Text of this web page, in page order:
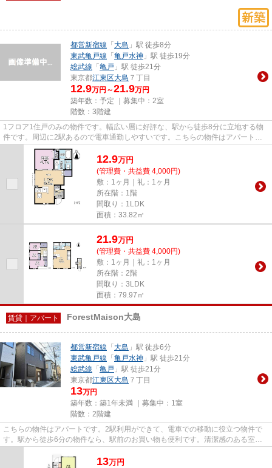
都営新宿線 「 大島 」駅 徒歩8分
東武亀戸線 「 亀戸水神 」駅 徒歩19分
総武線 「 亀戸 」駅 徒歩21分
東京都江東区大島 ７丁目
12.9万円～21.9万円
築年数：予定 ｜募集中： 2室
階数：3階建
1フロア1住戸のみの物件です。幅広い層に好評な、駅から徒歩8分に立地する物
件です。周辺に2駅あるので電車通勤しやすいです。こちらの物件はアパートで
す。トラスト・レジデンス 瑞...
12.9万円
(管理費・共益費 4,000円)
敷：1ヶ月｜礼：1ヶ月
所在階：1階
間取り：1LDK
面積：33.82㎡
21.9万円
(管理費・共益費 4,000円)
敷：1ヶ月｜礼：1ヶ月
所在階：2階
間取り：3LDK
面積：79.97㎡
賃貸｜アパート ForestMaison大島
都営新宿線 「 大島 」駅 徒歩6分
東武亀戸線 「 亀戸水神 」駅 徒歩21分
総武線 「 亀戸 」駅 徒歩21分
東京都江東区大島 ７丁目
13万円
築年数：築1年未満 ｜募集中： 1室
階数：2階建
こちらの物件はアパートです。2駅利用ができて、電車での移動に役立つ物件で
す。駅から徒歩6分の物件なら、駅前のお買い物も便利です。清潔感のある室内
13万円